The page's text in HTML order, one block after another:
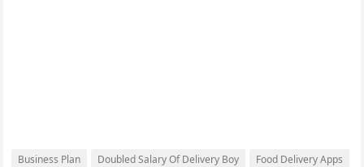
Business Plan Doubled Salary Of Delivery Boy
Food Delivery Apps